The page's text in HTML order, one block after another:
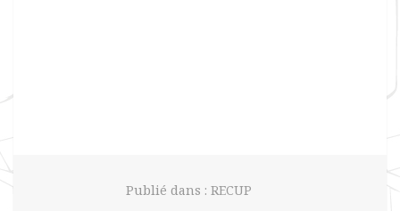
Publié dans : RECUP